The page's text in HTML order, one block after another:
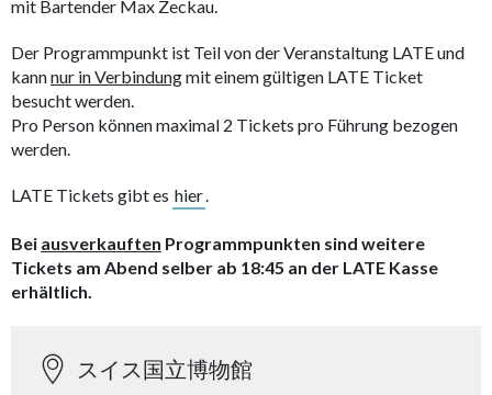
mit Bartender Max Zeckau.
Der Programmpunkt ist Teil von der Veranstaltung LATE und
kannnur in Verbindungmit einem gültigen LATE Ticket
besucht werden.
Pro Person können maximal 2 Tickets pro Führung bezogen
werden.
LATE Tickets gibt es hier.
Bei ausverkauften Programmpunkten sind weitere
Tickets am Abend selber ab 18:45 an der LATE Kasse
erhältlich.
スイス国立博物館